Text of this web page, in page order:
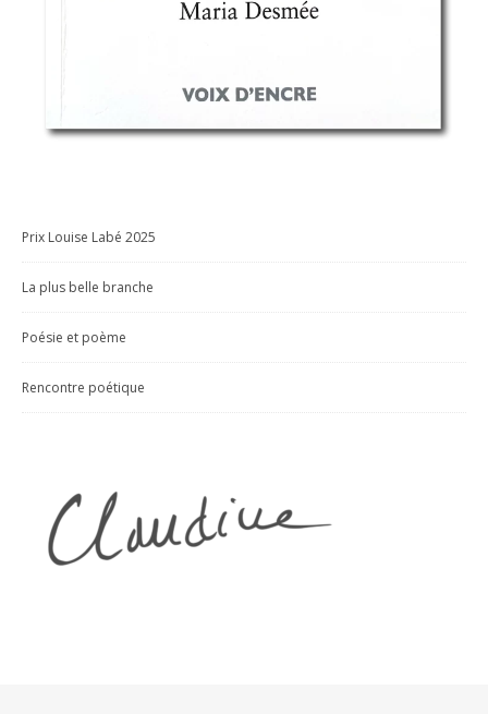
Prix Louise Labé 2025
La plus belle branche
Poésie et poème
Rencontre poétique